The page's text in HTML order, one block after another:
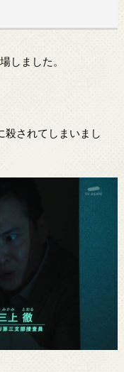
しました。
殺されてしまいまし